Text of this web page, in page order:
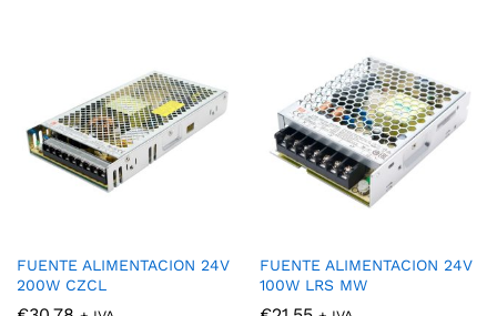
FUENTE ALIMENTACION 24V
200W CZCL
FUENTE ALIMENTACION 24V
100W LRS MW